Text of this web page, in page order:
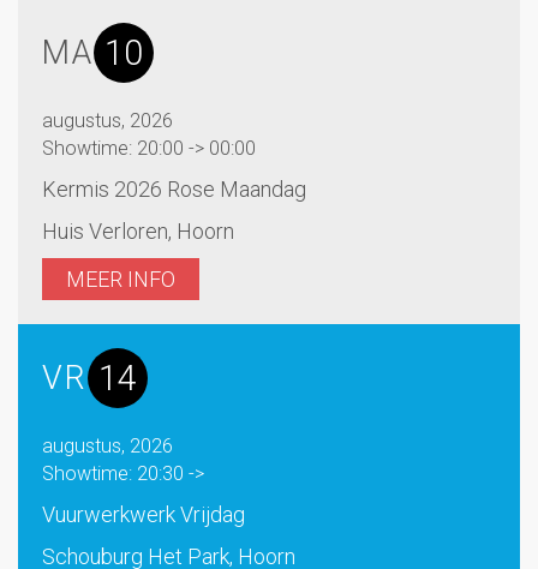
MA 10
augustus, 2026
Showtime: 20:00 -> 00:00
Kermis 2026 Rose Maandag
Huis Verloren, Hoorn
MEER INFO
VR 14
augustus, 2026
Showtime: 20:30 ->
Vuurwerkwerk Vrijdag
Schouburg Het Park, Hoorn